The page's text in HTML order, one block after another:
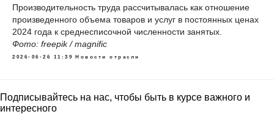
Производительность труда рассчитывалась как отношение
произведенного объема товаров и услуг в постоянных ценах
2024 года к среднесписочной численности занятых.
Фото: freepik / magnific
2026-06-26 11:39 Новости отрасли
Подписывайтесь на нас, чтобы быть в курсе важного и
интересного